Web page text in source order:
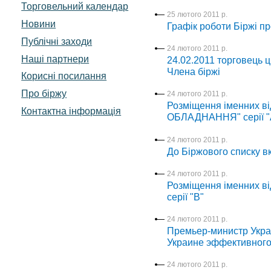
Торговельний календар
Новини
Публічні заходи
Наші партнери
Корисні посилання
Про біржу
Контактна інформація
25 лютого 2011 р.
Графік роботи Біржі
24 лютого 2011 р.
24.02.2011 торговець
Члена біржі
24 лютого 2011 р.
Розміщення іменних
ОБЛАДНАННЯ" серії
24 лютого 2011 р.
До Біржового списку
24 лютого 2011 р.
Розміщення іменних
серії "В"
24 лютого 2011 р.
Премьер-министр
Украине
24 лютого 2011 р.